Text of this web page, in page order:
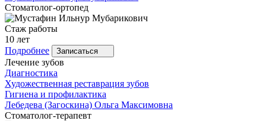
Стоматолог-ортопед
Стаж работы
10 лет
Подробнее
Записаться
Лечение зубов
Диагностика
Художественная реставрация зубов
Гигиена и профилактика
Лебедева (Загоскина) Ольга Максимовна
Стоматолог-терапевт